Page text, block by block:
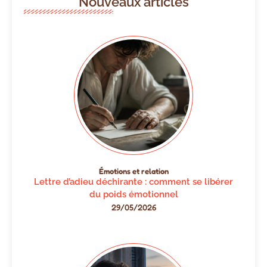
Émotions et relation
Lettre d’adieu déchirante : comment se libérer
du poids émotionnel
29/05/2026